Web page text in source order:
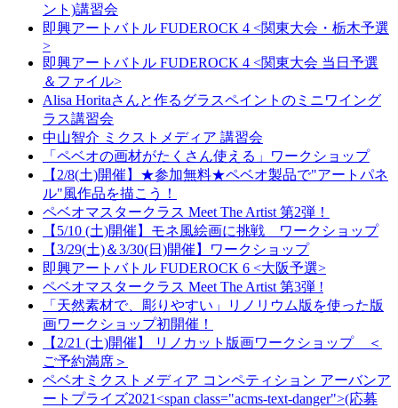
ント)講習会
即興アートバトル FUDEROCK 4 <関東大会・栃木予選
>
即興アートバトル FUDEROCK 4 <関東大会 当日予選
＆ファイル>
Alisa Horitaさんと作るグラスペイントのミニワイング
ラス講習会
中山智介 ミクストメディア 講習会
「ペベオの画材がたくさん使える」ワークショップ
【2/8(土)開催】★参加無料★ペベオ製品で"アートパネ
ル"風作品を描こう！
ペベオマスタークラス Meet The Artist 第2弾！
【5/10 (土)開催】モネ風絵画に挑戦 ワークショップ
【3/29(土)＆3/30(日)開催】ワークショップ
即興アートバトル FUDEROCK 6 <大阪予選>
ペベオマスタークラス Meet The Artist 第3弾 !
「天然素材で、彫りやすい」リノリウム版を使った版
画ワークショップ初開催！
【2/21 (土)開催】 リノカット版画ワークショップ ＜
ご予約満席＞
ペベオミクストメディア コンペティション アーバンア
ートプライズ2021<span class="acms-text-danger">(応募